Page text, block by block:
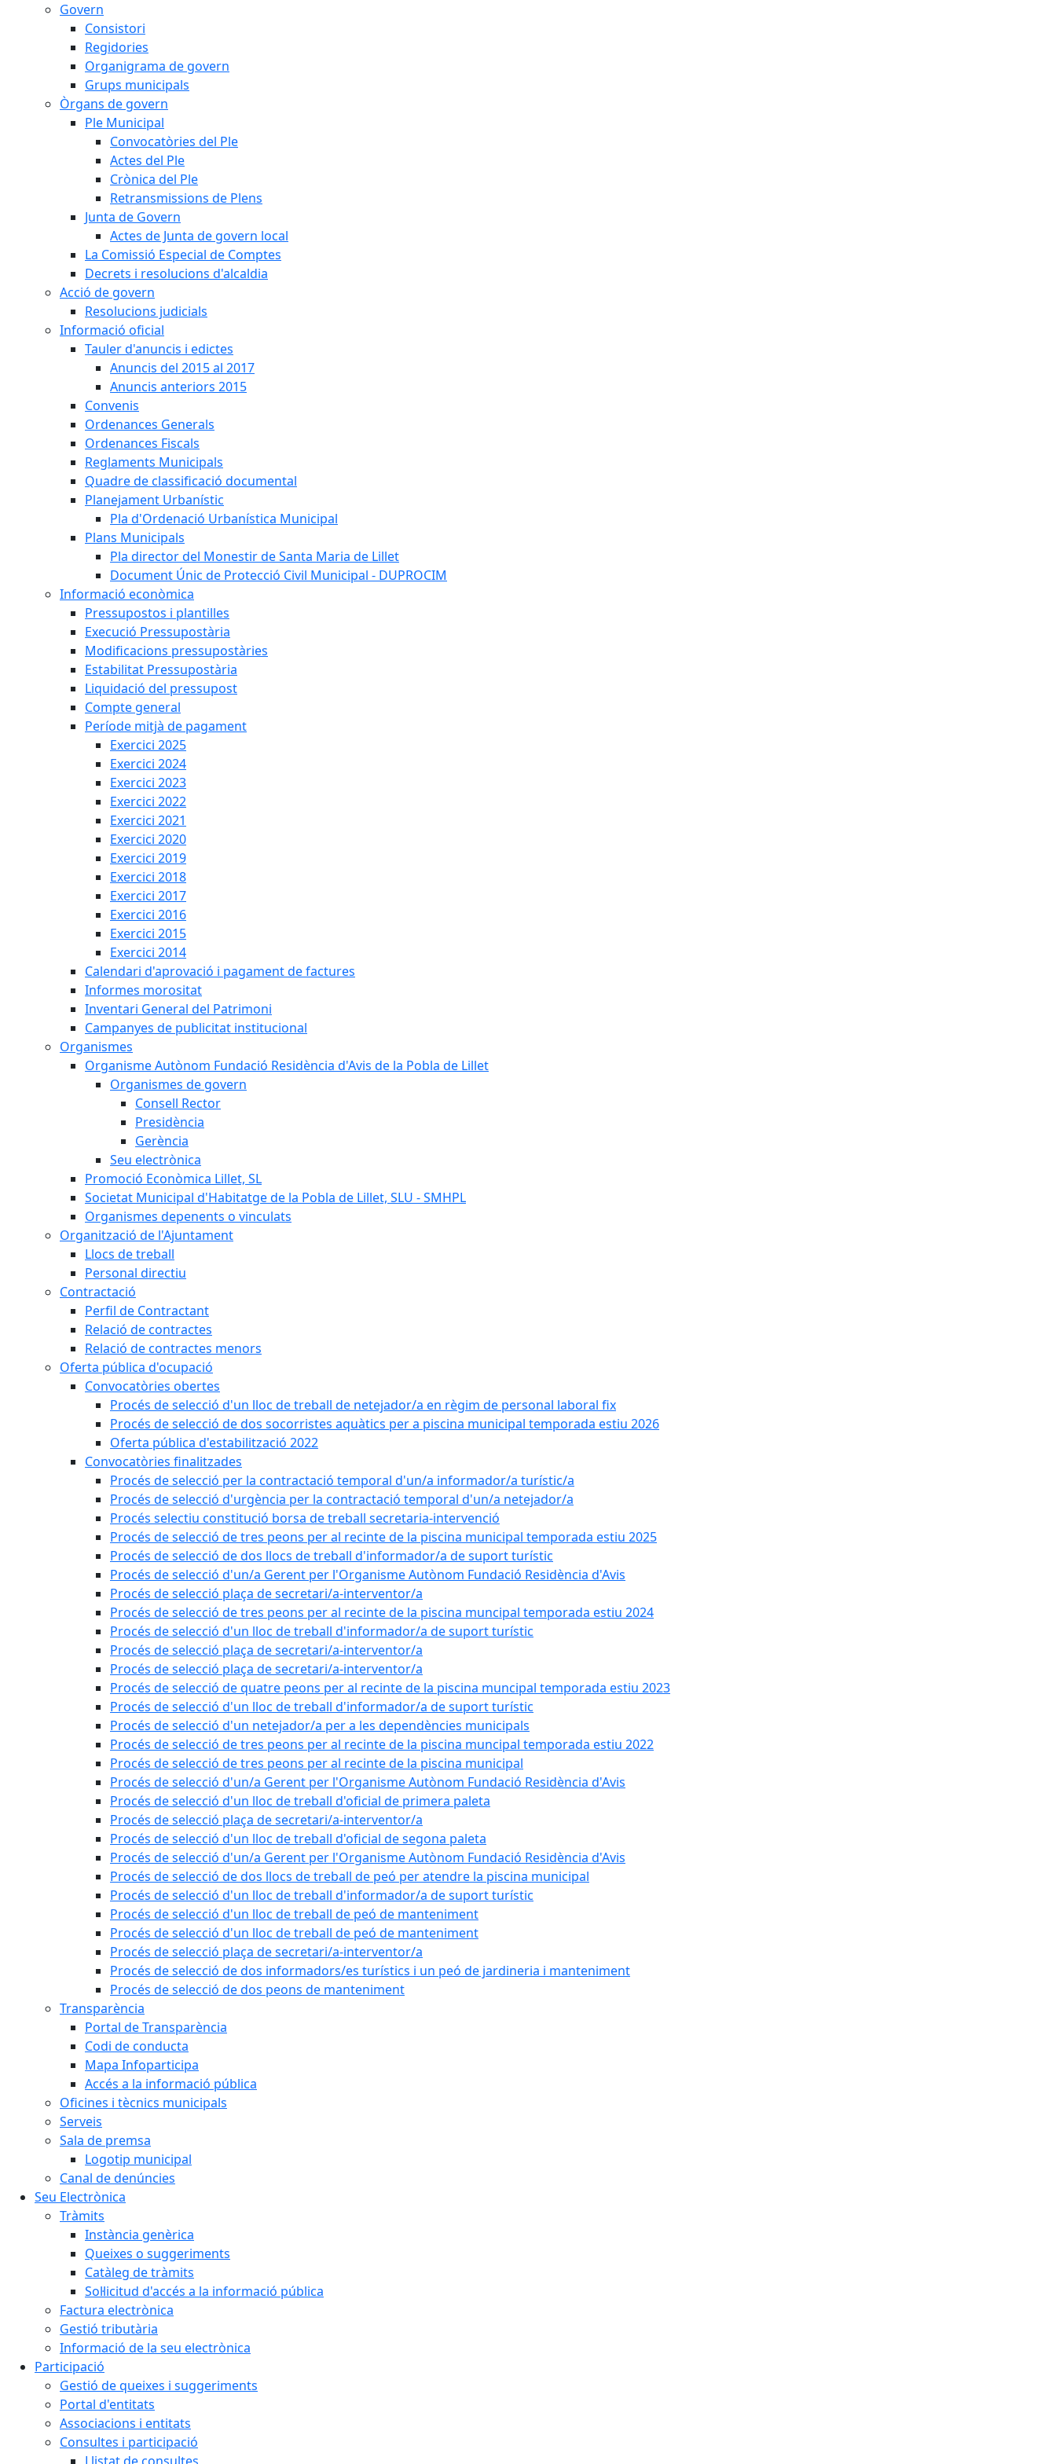
Govern
Consistori
Regidories
Organigrama de govern
Grups municipals
Òrgans de govern
Ple Municipal
Convocatòries del Ple
Actes del Ple
Crònica del Ple
Retransmissions de Plens
Junta de Govern
Actes de Junta de govern local
La Comissió Especial de Comptes
Decrets i resolucions d'alcaldia
Acció de govern
Resolucions judicials
Informació oficial
Tauler d'anuncis i edictes
Anuncis del 2015 al 2017
Anuncis anteriors 2015
Convenis
Ordenances Generals
Ordenances Fiscals
Reglaments Municipals
Quadre de classificació documental
Planejament Urbanístic
Pla d'Ordenació Urbanística Municipal
Plans Municipals
Pla director del Monestir de Santa Maria de Lillet
Document Únic de Protecció Civil Municipal - DUPROCIM
Informació econòmica
Pressupostos i plantilles
Execució Pressupostària
Modificacions pressupostàries
Estabilitat Pressupostària
Liquidació del pressupost
Compte general
Període mitjà de pagament
Exercici 2025
Exercici 2024
Exercici 2023
Exercici 2022
Exercici 2021
Exercici 2020
Exercici 2019
Exercici 2018
Exercici 2017
Exercici 2016
Exercici 2015
Exercici 2014
Calendari d'aprovació i pagament de factures
Informes morositat
Inventari General del Patrimoni
Campanyes de publicitat institucional
Organismes
Organisme Autònom Fundació Residència d'Avis de la Pobla de Lillet
Organismes de govern
Consell Rector
Presidència
Gerència
Seu electrònica
Promoció Econòmica Lillet, SL
Societat Municipal d'Habitatge de la Pobla de Lillet, SLU - SMHPL
Organismes depenents o vinculats
Organització de l'Ajuntament
Llocs de treball
Personal directiu
Contractació
Perfil de Contractant
Relació de contractes
Relació de contractes menors
Oferta pública d'ocupació
Convocatòries obertes
Procés de selecció d'un lloc de treball de netejador/a en règim de personal laboral fix
Procés de selecció de dos socorristes aquàtics per a piscina municipal temporada estiu 2026
Oferta pública d'estabilització 2022
Convocatòries finalitzades
Procés de selecció per la contractació temporal d'un/a informador/a turístic/a
Procés de selecció d'urgència per la contractació temporal d'un/a netejador/a
Procés selectiu constitució borsa de treball secretaria-intervenció
Procés de selecció de tres peons per al recinte de la piscina municipal temporada estiu 2025
Procés de selecció de dos llocs de treball d'informador/a de suport turístic
Procés de selecció d'un/a Gerent per l'Organisme Autònom Fundació Residència d'Avis
Procés de selecció plaça de secretari/a-interventor/a
Procés de selecció de tres peons per al recinte de la piscina muncipal temporada estiu 2024
Procés de selecció d'un lloc de treball d'informador/a de suport turístic
Procés de selecció plaça de secretari/a-interventor/a
Procés de selecció plaça de secretari/a-interventor/a
Procés de selecció de quatre peons per al recinte de la piscina muncipal temporada estiu 2023
Procés de selecció d'un lloc de treball d'informador/a de suport turístic
Procés de selecció d'un netejador/a per a les dependències municipals
Procés de selecció de tres peons per al recinte de la piscina muncipal temporada estiu 2022
Procés de selecció de tres peons per al recinte de la piscina municipal
Procés de selecció d'un/a Gerent per l'Organisme Autònom Fundació Residència d'Avis
Procés de selecció d'un lloc de treball d'oficial de primera paleta
Procés de selecció plaça de secretari/a-interventor/a
Procés de selecció d'un lloc de treball d'oficial de segona paleta
Procés de selecció d'un/a Gerent per l'Organisme Autònom Fundació Residència d'Avis
Procés de selecció de dos llocs de treball de peó per atendre la piscina municipal
Procés de selecció d'un lloc de treball d'informador/a de suport turístic
Procés de selecció d'un lloc de treball de peó de manteniment
Procés de selecció d'un lloc de treball de peó de manteniment
Procés de selecció plaça de secretari/a-interventor/a
Procés de selecció de dos informadors/es turístics i un peó de jardineria i manteniment
Procés de selecció de dos peons de manteniment
Transparència
Portal de Transparència
Codi de conducta
Mapa Infoparticipa
Accés a la informació pública
Oficines i tècnics municipals
Serveis
Sala de premsa
Logotip municipal
Canal de denúncies
Seu Electrònica
Tràmits
Instància genèrica
Queixes o suggeriments
Catàleg de tràmits
Sol·licitud d'accés a la informació pública
Factura electrònica
Gestió tributària
Informació de la seu electrònica
Participació
Gestió de queixes i suggeriments
Portal d'entitats
Associacions i entitats
Consultes i participació